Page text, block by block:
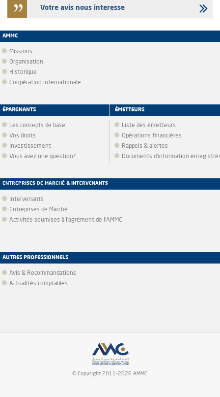
Votre avis nous interesse
AMMC
Missions
Organisation
Historique
Coopération internationale
ÉPARGNANTS
Les concepts de base
Vos droits
Investissement
Vous avez une question?
ÉMETTEURS
Liste des émetteurs
Opérations financières
Rappels & alertes
Documents d’information
ENTREPRISES DE MARCHÉ & INTERVENANTS
Intervenants
Entreprises de Marché
Activités soumises à l'agrément de l'AMMC
AUTRES PROFESSIONNELS
Avis & Recommandations
Actualités comptables
© Copyright 2011-2026 AMMC.